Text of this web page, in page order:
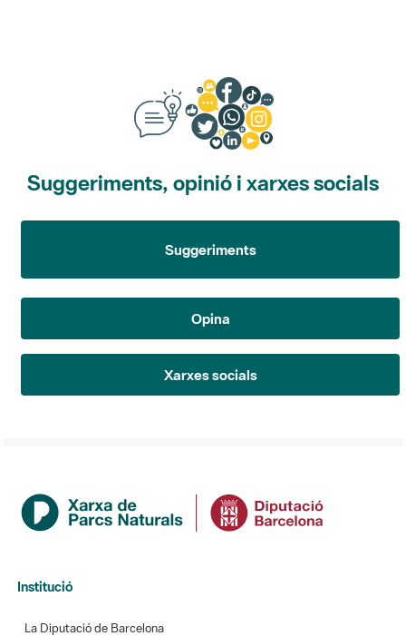
Suggeriments, opinió i xarxes socials
Suggeriments
Opina
Xarxes socials
Institució
La Diputació de Barcelona